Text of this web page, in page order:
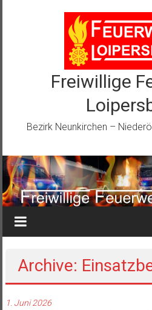
Freiwillige
Bezirk Neunkirchen –
Archive:
1. Juni 2026